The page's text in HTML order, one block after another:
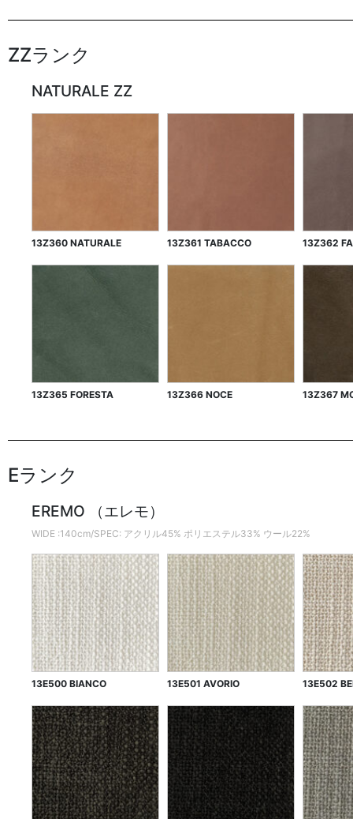
ZZランク
NATURALE ZZ
13Z360 NATURALE 13Z361 TABACCO 13Z362
13Z365 FORESTA 13Z366 NOCE 13Z367
Eランク
EREMO （エレモ）
WIDE :140cm/SPEC: アクリル45% ポリエステル33% ウール22%
13E500 BIANCO 13E501 AVORIO 13E502